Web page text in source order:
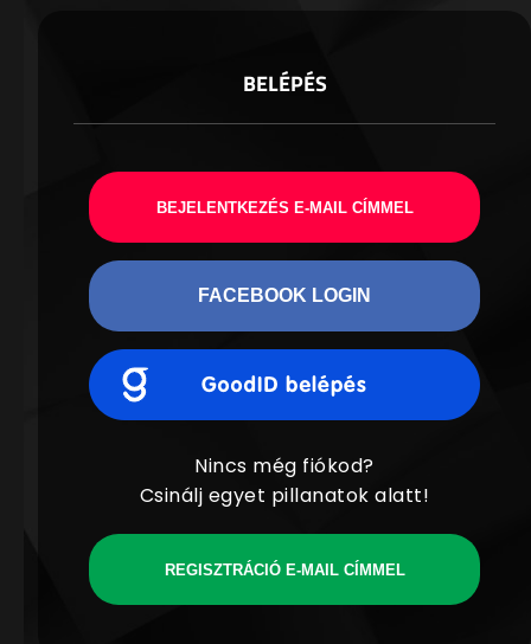
BELÉPÉS
BEJELENTKEZÉS E-MAIL CÍMMEL
FACEBOOK LOGIN
Nincs még fiókod?
Csinálj egyet pillanatok alatt!
REGISZTRÁCIÓ E-MAIL CÍMMEL